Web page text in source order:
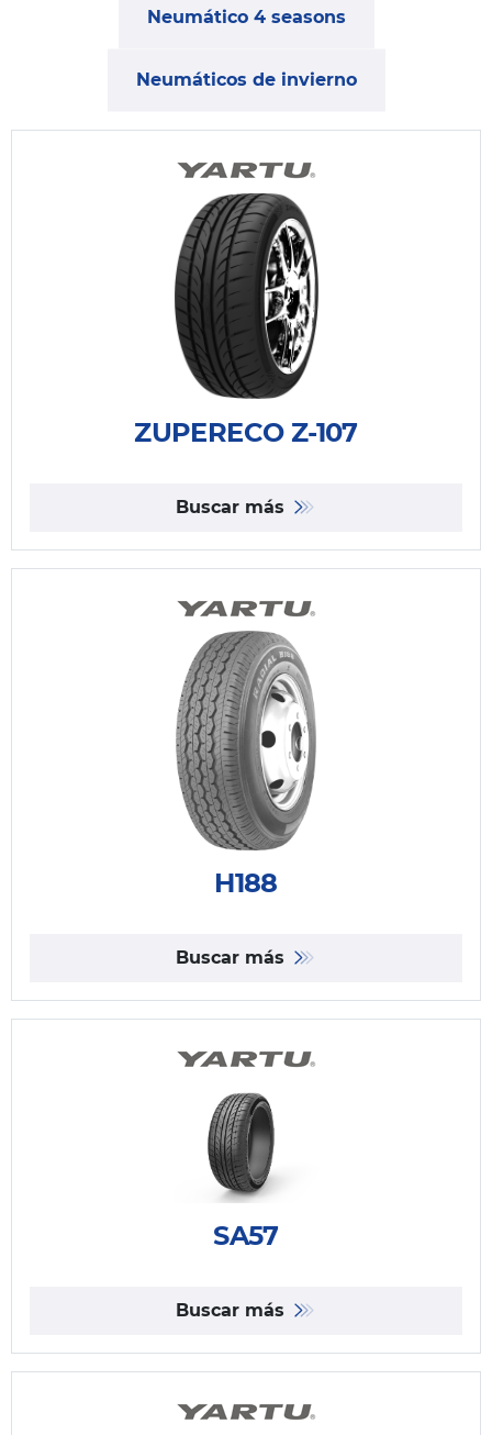
Neumático 4 seasons
Neumáticos de invierno
ZUPERECO Z-107
Buscar más
H188
Buscar más
SA57
Buscar más